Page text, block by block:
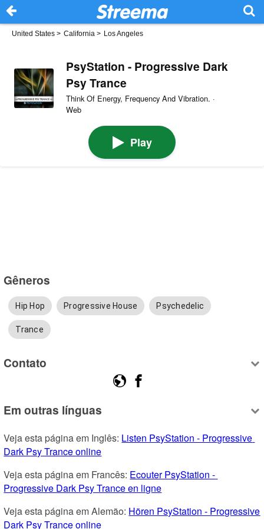
United States > California > Los Angeles
PsyStation - Progressive Dark
Psy Trance
Think Of Energy, Frequency And Vibration. ·
Web
Play
Gêneros
Hip Hop Progressive House Psychedelic
Trance
Contato
Em outras línguas
Veja esta página em Inglês: Listen PsyStation - Progressive
Dark Psy Trance online
Veja esta página em Francês: Ecouter PsyStation -
Progressive Dark Psy Trance en ligne
Veja esta página em Alemão: Hören PsyStation - Progressive
Dark Psy Trance online